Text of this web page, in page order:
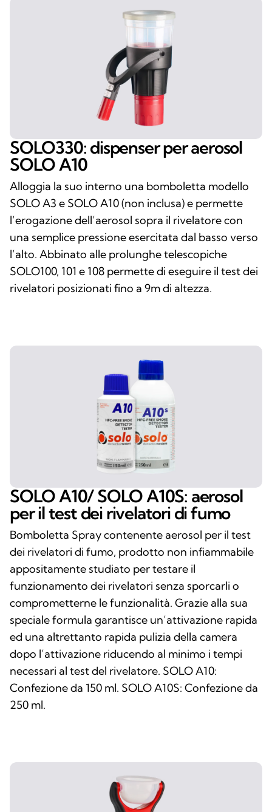
SOLO330: dispenser per aerosol
SOLO A10
Alloggia la suo interno una bomboletta modello
SOLO A3 e SOLO A10 (non inclusa) e permette
l’erogazione dell’aerosol sopra il rivelatore con
una semplice pressione esercitata dal basso verso
l’alto. Abbinato alle prolunghe telescopiche
SOLO100, 101 e 108 permette di eseguire il test dei
rivelatori posizionati fino a 9m di altezza.
SOLO A10/ SOLO A10S: aerosol
per il test dei rivelatori di fumo
Bomboletta Spray contenente aerosol per il test
dei rivelatori di fumo, prodotto non infiammabile
appositamente studiato per testare il
funzionamento dei rivelatori senza sporcarli o
comprometterne le funzionalità. Grazie alla sua
speciale formula garantisce un’attivazione rapida
ed una altrettanto rapida pulizia della camera
dopo l’attivazione riducendo al minimo i tempi
necessari al test del rivelatore. SOLO A10:
Confezione da 150 ml. SOLO A10S: Confezione da
250 ml.